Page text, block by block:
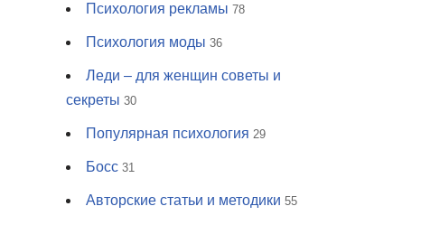
Психология рекламы 78
Психология моды 36
Леди – для женщин советы и
секреты 30
Популярная психология 29
Босс 31
Авторские статьи и методики 55